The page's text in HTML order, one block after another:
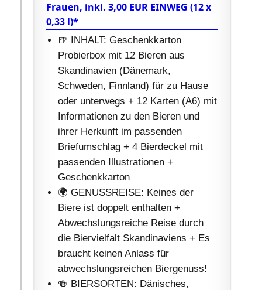
Frauen, inkl. 3,00 EUR EINWEG (12 x
0,33 l)*
🍺 INHALT: Geschenkkarton
Probierbox mit 12 Bieren aus
Skandinavien (Dänemark,
Schweden, Finnland) für zu Hause
oder unterwegs + 12 Karten (A6) mit
Informationen zu den Bieren und
ihrer Herkunft im passenden
Briefumschlag + 4 Bierdeckel mit
passenden Illustrationen +
Geschenkkarton
🌍 GENUSSREISE: Keines der
Biere ist doppelt enthalten +
Abwechslungsreiche Reise durch
die Biervielfalt Skandinaviens + Es
braucht keinen Anlass für
abwechslungsreichen Biergenuss!
🍻 BIERSORTEN: Dänisches,